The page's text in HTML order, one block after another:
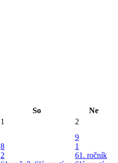
So
Ne
1 2
8
2
9
1
61. ročník